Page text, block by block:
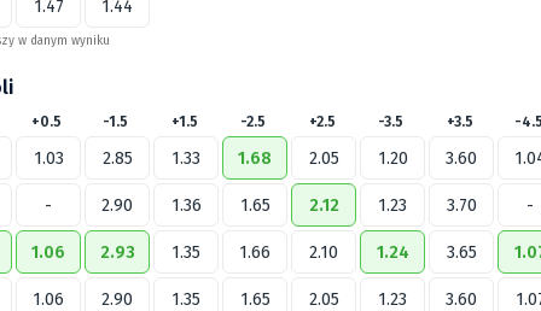
1.47 1.44
w danym wyniku
+0.5 -1.5 +1.5 -2.5 +2.5 -3.5 +3.5 -
1.03 2.85 1.33 1.68 2.05 1.20 3.60
- 2.90 1.36 1.65 2.12 1.23 3.70 -
1.06 2.93 1.35 1.66 2.10 1.24 3.65
1.06 2.90 1.35 1.65 2.05 1.23 3.60